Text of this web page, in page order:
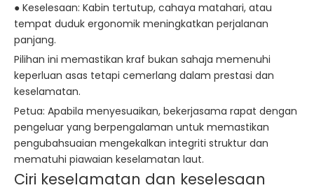
● Keselesaan: Kabin tertutup, cahaya matahari, atau
tempat duduk ergonomik meningkatkan perjalanan
panjang.
Pilihan ini memastikan kraf bukan sahaja memenuhi
keperluan asas tetapi cemerlang dalam prestasi dan
keselamatan.
Petua: Apabila menyesuaikan, bekerjasama rapat dengan
pengeluar yang berpengalaman untuk memastikan
pengubahsuaian mengekalkan integriti struktur dan
mematuhi piawaian keselamatan laut.
Ciri keselamatan dan keselesaan